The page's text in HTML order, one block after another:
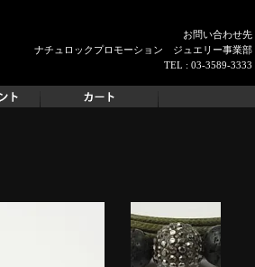
お問い合わせ先
ナチュロックプロモーション ジュエリー事業部
TEL : 03-3589-3333